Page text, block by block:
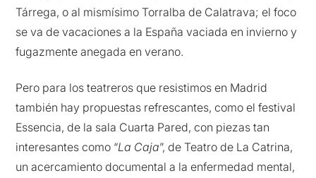
Tárrega, o al mismísimo Torralba de Calatrava; el foco
se va de vacaciones a la España vaciada en invierno y
fugazmente anegada en verano.
Pero para los teatreros que resistimos en Madrid
también hay propuestas refrescantes, como el festival
Essencia, de la sala Cuarta Pared, con piezas tan
interesantes como “La Caja”, de Teatro de La Catrina,
un acercamiento documental a la enfermedad mental,